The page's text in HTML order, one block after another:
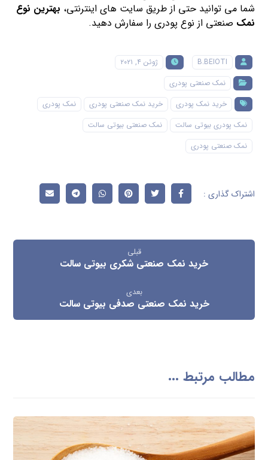
شما می توانید حتی از طریق سایت های اینترنتی، بهترین نوع
نمک صنعتی از نوع پودری را سفارش دهید.
B.BEIOTI
ژوئن ۴, ۲۰۲۱
نمک صنعتی پودری
خرید نمک پودری
خرید نمک صنعتی پودری
نمک پودری
نمک پودری بیوتی سالت
نمک صنعتی بیوتی سالت
نمک صنعتی پودری
قبلی
خرید نمک صنعتی شکری بیوتی سالت
بعدی
خرید نمک صنعتی صدفی بیوتی سالت
مطالب مرتبط ...